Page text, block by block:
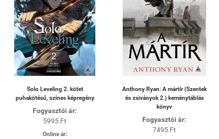
Solo Leveling 2. kötet
puhakötésű, színes képregény
Fogyasztói ár:
5995 Ft
Online ár:
Anthony Ryan: A mártír (Szentek
és zsiványok 2.) keménytáblás
könyv
Fogyasztói ár:
7495 Ft